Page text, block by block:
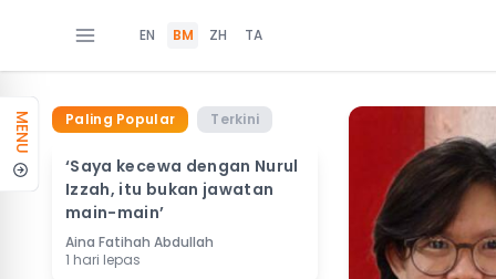
EN BM ZH TA
MENU Paling Popular Terkini
‘Saya kecewa dengan Nurul
Izzah, itu bukan jawatan
main-main’
Aina Fatihah Abdullah
1 hari lepas